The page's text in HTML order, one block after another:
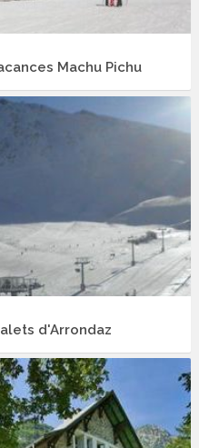
Machu Pichu
d'Arrondaz